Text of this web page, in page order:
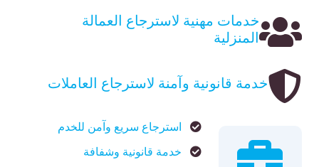
خدمات مهنية لاسترجاع العمالة
المنزلية
خدمة قانونية وآمنة لاسترجاع العاملات
استرجاع سريع وآمن للخدم
خدمة قانونية وشفافة